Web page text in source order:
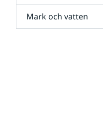
Mark och vatten